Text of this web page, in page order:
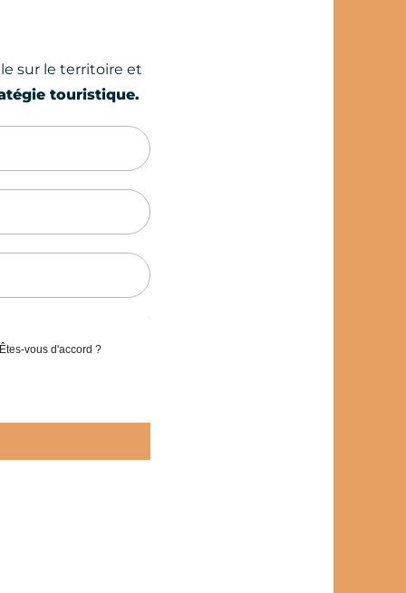
sur le territoire et
touristique.
vous d'accord ?